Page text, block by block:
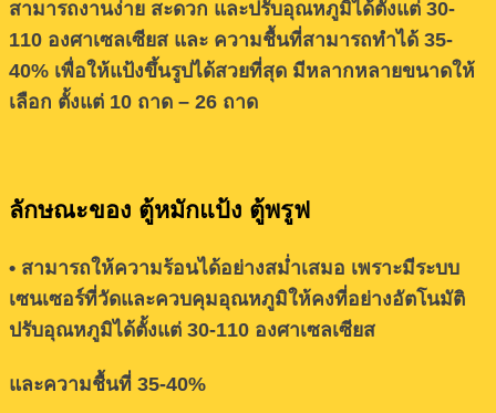
สามารถงานง่าย สะดวก และปรับอุณหภูมิได้ตั้งแต่ 30-
110 องศาเซลเซียส และ ความชื้นที่สามารถทำได้ 35-
40% เพื่อให้แป้งขึ้นรูปได้สวยที่สุด มีหลากหลายขนาดให้
เลือก ตั้งแต่ 10 ถาด – 26 ถาด
ลักษณะของ ตู้หมักแป้ง ตู้พรูฟ
• สามารถให้ความร้อนได้อย่างสม่ำเสมอ เพราะมีระบบ
เซนเซอร์ที่วัดและควบคุมอุณหภูมิให้คงที่อย่างอัตโนมัติ
ปรับอุณหภูมิได้ตั้งแต่ 30-110 องศาเซลเซียส
และความชื้นที่ 35-40%